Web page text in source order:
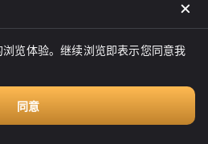
，桌子座位8个，由礼宾室隔开的半包间3
览体验。继续浏览即表示您同意我
同意